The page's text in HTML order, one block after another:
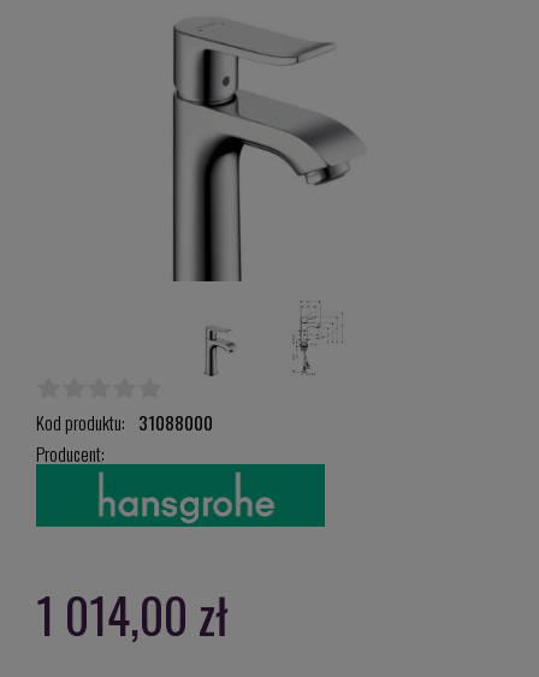
Kod produktu: 31088000
Producent:
1 014,00 zł